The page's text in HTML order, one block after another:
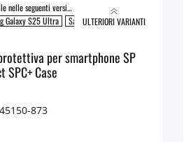
Disponibile nelle seguenti versioni:
Galaxy S25 Ultra
Samsung Galaxy S25 Samsung
ULTERIORI VARIANTI
per smartphone SP
SPC+ Case
873